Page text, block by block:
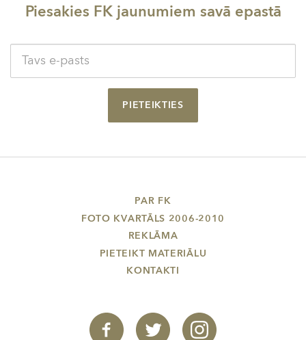
Piesakies FK jaunumiem savā epastā
PIETEIKTIES
PAR FK
FOTO KVARTĀLS 2006-2010
REKLĀMA
PIETEIKT MATERIĀLU
KONTAKTI